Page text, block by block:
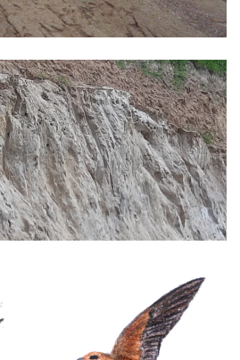
Ansehen